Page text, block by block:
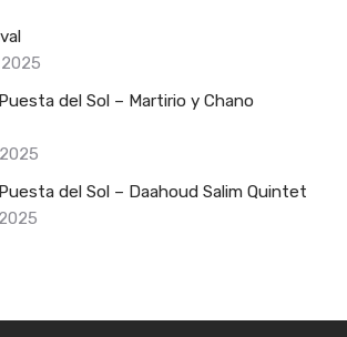
del Sol – Martirio y Chano
del Sol – Daahoud Salim Quintet